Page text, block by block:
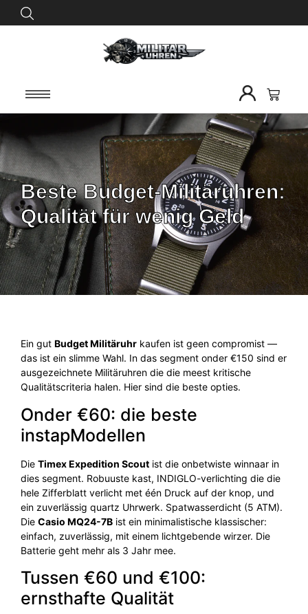
Beste Budget-Militäruhren:
Qualität für wenig Geld
Ein gut Budget Militäruhr kaufen ist geen compromist —
das ist ein slimme Wahl. In das segment onder €150 sind er
ausgezeichnete Militäruhren die die meest kritische
Qualitätscriteria halen. Hier sind die beste opties.
Onder €60: die beste
instapModellen
Die Timex Expedition Scout ist die onbetwiste winnaar in
dies segment. Robuuste kast, INDIGLO-verlichting die die
hele Zifferblatt verlicht met één Druck auf der knop, und
ein zuverlässig quartz Uhrwerk. Spatwasserdicht (5 ATM).
Die Casio MQ24-7B ist ein minimalistische klassischer:
einfach, zuverlässig, mit einem lichtgebende wirzer. Die
Batterie geht mehr als 3 Jahr mee.
Tussen €60 und €100:
ernsthafte Qualität